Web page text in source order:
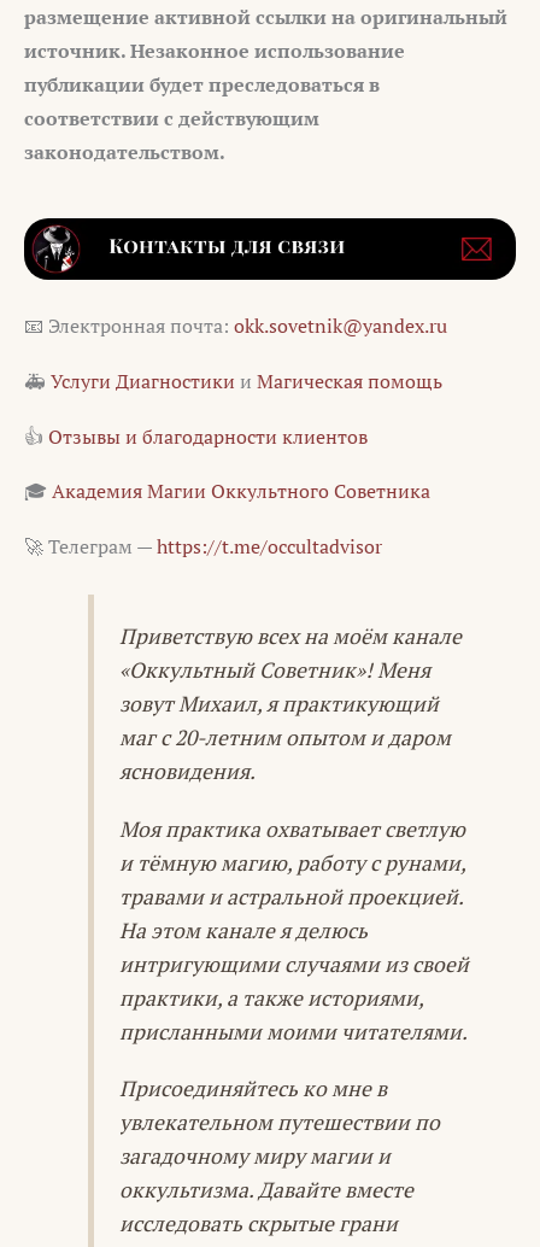
размещение активной ссылки на оригинальный
источник. Незаконное использование
публикации будет преследоваться в
соответствии с действующим
законодательством.
📧 Электронная почта: okk.sovetnik@yandex.ru
🚑 Услуги Диагностики и Магическая помощь
👍 Отзывы и благодарности клиентов
🎓 Академия Магии Оккультного Советника
🚀 Телеграм —https://t.me/occultadvisor
Приветствую всех на моём канале
«Оккультный Советник»! Меня
зовут Михаил, я практикующий
маг с 20-летним опытом и даром
ясновидения.
Моя практика охватывает светлую
и тёмную магию, работу с рунами,
травами и астральной проекцией.
На этом канале я делюсь
интригующими случаями из своей
практики, а также историями,
присланными моими читателями.
Присоединяйтесь ко мне в
увлекательном путешествии по
загадочному миру магии и
оккультизма. Давайте вместе
исследовать скрытые грани